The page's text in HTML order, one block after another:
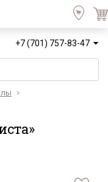
+7 (701) 757-83-47